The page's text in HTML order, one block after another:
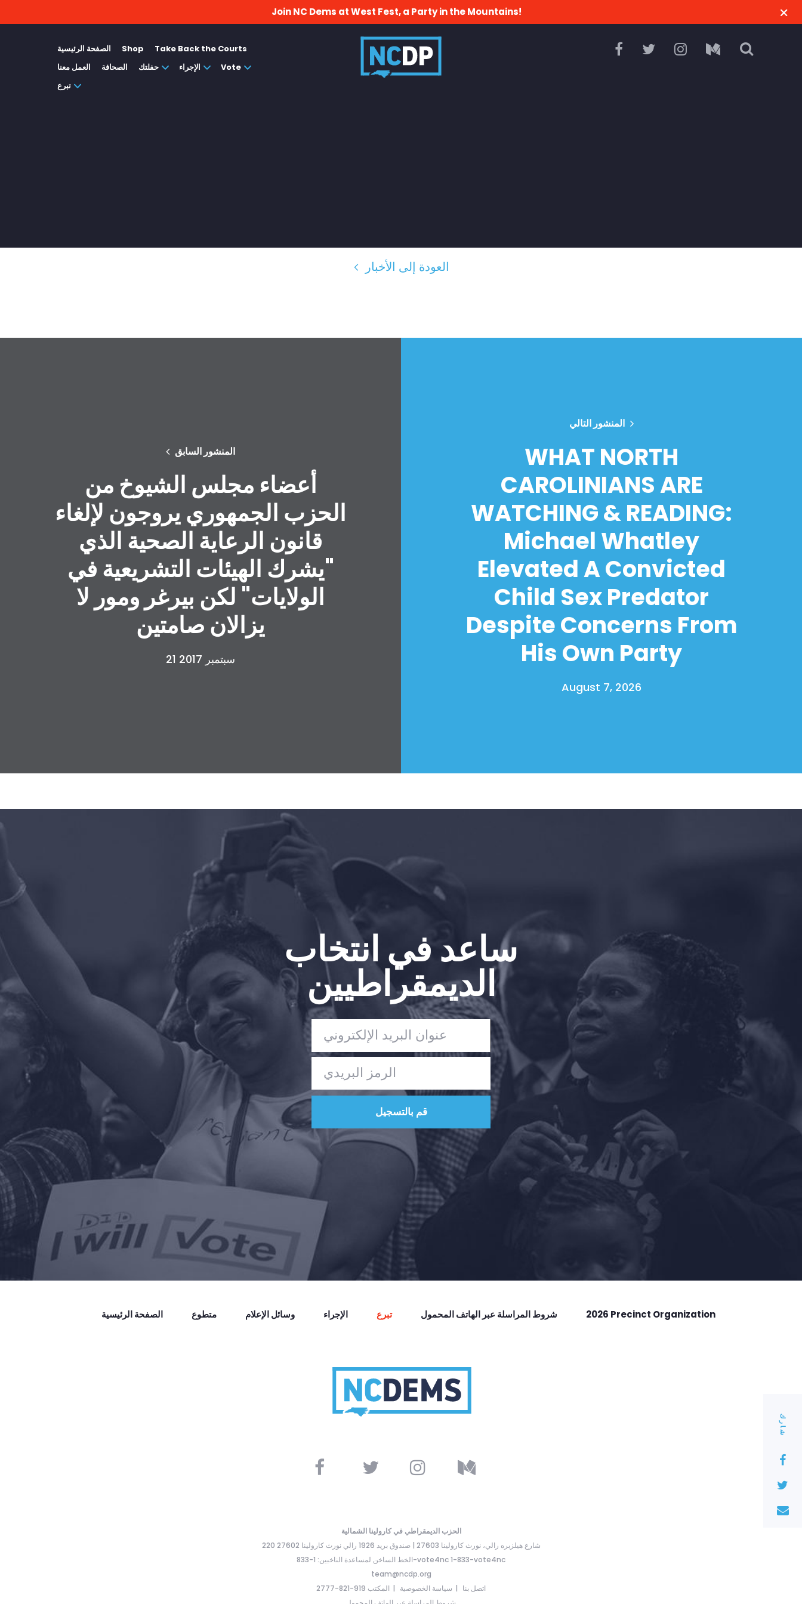
Take Back the Courts
العمل معنا
الصحافة
تبرع
Join NC Dems at West Fest, a Party in the Mountains!
الصفحة الرئيسية Shop
Take Back the Courts
العمل معنا
الصحافة حفلتك الإجراء
Vote
تبرع
شارك
العودة إلى الأخبار
المنشور السابق
أعضاء مجلس الشيوخ من
الحزب الجمهوري يروجون لإلغاء
قانون الرعاية الصحية الذي
"يشرك الهيئات التشريعية في
الولايات" لكن بيرغر ومور لا
يزالان صامتين
21 سبتمبر 2017
المنشور التالي
WHAT NORTH
CAROLINIANS ARE
WATCHING & READING:
Michael Whatley
Elevated A Convicted
Child Sex Predator
Despite Concerns From
His Own Party
August 7, 2026
ساعد في انتخاب
الديمقراطيين
الصفحة الرئيسية متطوع وسائل الإعلام الإجراء تبرع شروط المراسلة عبر الهاتف المحمول 2026 Precinct Organization
الحزب الديمقراطي في كارولينا الشمالية
220 شارع هيلزبره رالي، نورث كارولينا 27603 | صندوق بريد 1926 رالي نورث كارولينا 27602
الخط الساخن لمساعدة الناخبين: 1-833-vote4nc 1-833-vote4nc
team@ncdp.org
المكتب 919-821-2777
سياسة الخصوصية
اتصل بنا